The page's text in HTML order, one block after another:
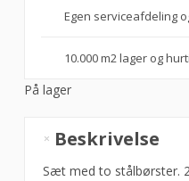
På lager
sæt
Beskrivelse
Sæt med to stålbørster.
Egen serviceafdeling
10.000 m2 lager og